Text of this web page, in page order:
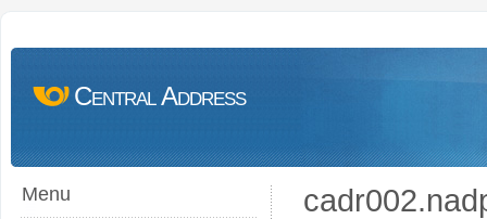
Central Address
Menu